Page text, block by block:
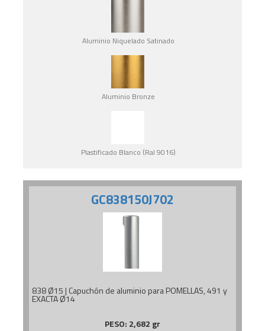
Aluminio Niquelado Satinado
Aluminio Bronze
Plastificado Blanco (Ral 9016)
GC838150J702
838 Ø15 | Capuchón de aluminio para POMELLAS, 491 y
EXACTA Ø14
PESO: 2,682 gr